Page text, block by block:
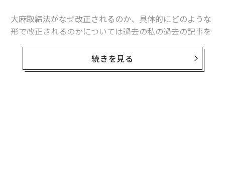
大麻取締法がなぜ改正されるのか、具体的にどのような
形で改正されるのかについては過去の私の過去の記事を
参照していただきたいですが、簡単に述べますと、
（1）医療を目的とした大麻成分医薬品の承認と、（2）
伝統的な大麻栽培の拡大、（3）大麻使用罪の創設を目
続きを見る